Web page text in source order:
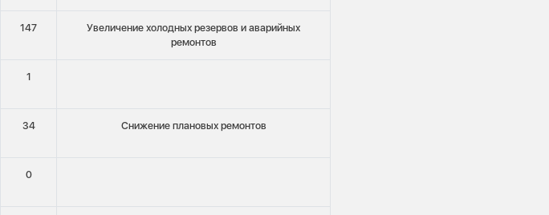
147
Увеличение холодных резервов и аварийных
ремонтов
1
34 Снижение плановых ремонтов
0